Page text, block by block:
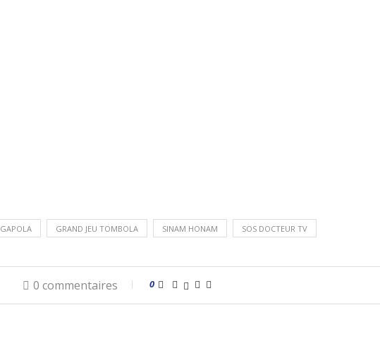
GAPOLA GRAND JEU TOMBOLA SINAM HONAM SOS DOCTEUR TV
0 commentaires 0